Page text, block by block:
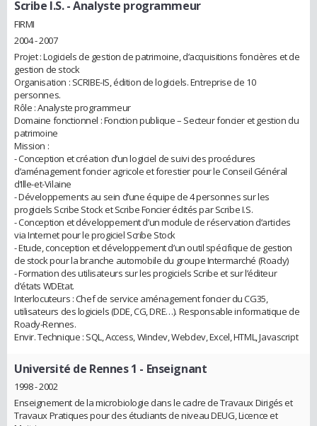
Scribe I.S.- Analyste programmeur
FIRMI
2004 - 2007
Projet : Logiciels de gestion de patrimoine, d’acquisitions foncières et de
gestion de stock
Organisation : SCRIBE-IS, édition de logiciels. Entreprise de 10
personnes.
Rôle : Analyste programmeur
Domaine fonctionnel : Fonction publique – Secteur foncier et gestion du
patrimoine
Mission :
- Conception et création d’un logiciel de suivi des procédures
d’aménagement foncier agricole et forestier pour le Conseil Général
d’Ille-et-Vilaine
- Développements au sein d’une équipe de 4 personnes sur les
progiciels Scribe Stock et Scribe Foncier édités par Scribe I.S.
- Conception et développement d’un module de réservation d’articles
via Internet pour le progiciel Scribe Stock
- Etude, conception et développement d’un outil spécifique de gestion
de stock pour la branche automobile du groupe Intermarché (Roady)
- Formation des utilisateurs sur les progiciels Scribe et sur l’éditeur
d’états WDEtat.
Interlocuteurs : Chef de service aménagement foncier du CG35,
utilisateurs des logiciels (DDE, CG, DRE…). Responsable informatique de
Roady-Rennes.
Envir. Technique : SQL, Access, Windev, Webdev, Excel, HTML, Javascript
Université de Rennes 1 - Enseignant
1998 - 2002
Enseignement de la microbiologie dans le cadre de Travaux Dirigés et
Travaux Pratiques pour des étudiants de niveau DEUG, Licence et